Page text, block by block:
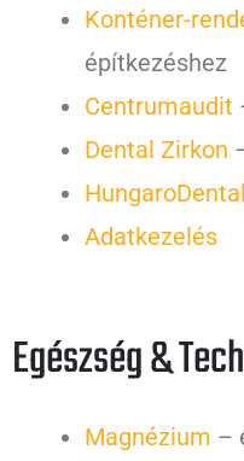
Konténer-
építkezéshez
Centrumaudit
Dental Zirkon
HungaroDental
Adatkezelés
Egészség &
Magnézium –